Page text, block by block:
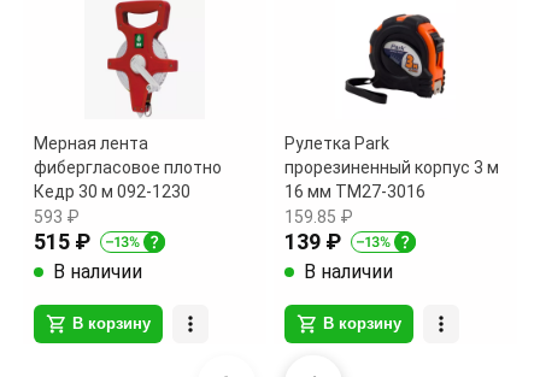
Мерная лента
фибергласовое плотно
Кедр 30 м 092-1230
593 ₽
515 ₽
В наличии
В корзину
Рулетка Park
прорезиненный корпус 3 м
16 мм TM27-3016
159.85 ₽
139 ₽
В наличии
В корзину